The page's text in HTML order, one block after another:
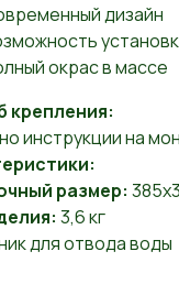
дизайн
окрас в массе
крепления:
инструкции на
размер:
3,6 кг
для отвода воды